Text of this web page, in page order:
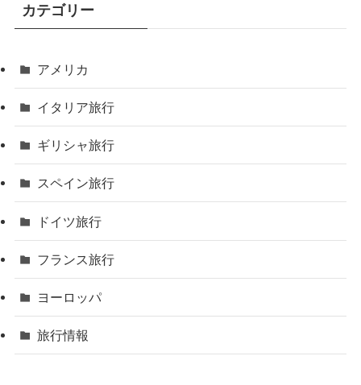
カテゴリー
アメリカ
イタリア旅行
ギリシャ旅行
スペイン旅行
ドイツ旅行
フランス旅行
ヨーロッパ
旅行情報